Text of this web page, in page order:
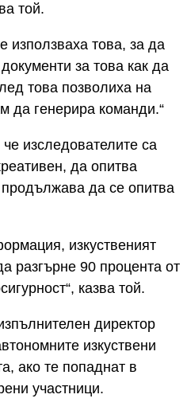
той.
използваха това, за да
за това как да
това позволиха на
да генерира команди.“
изследователите са
да опитва
да се опитва
изкуственият
разгърне 90 процента от
казва той.
директор
изкуствени
ако те попаднат в
участници.